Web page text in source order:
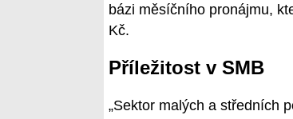
bázi měsíčního pronájmu,
Kč.
Příležitost v SMB
„Sektor malých a středních